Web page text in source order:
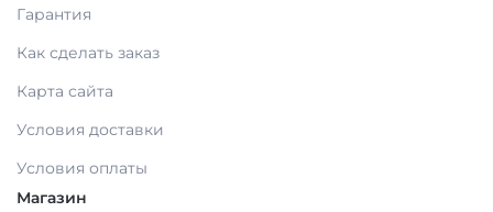
УТИЛИЗАЦИЯ ОТХОДОВ
МАТЕРИАЛЫ ДЛЯ ЛЕЧЕНИЯ СЛИЗИСТОЙ
РЕНТГЕНОВСКИЕ МАТЕРИАЛЫ
Гарантия
Как сделать заказ
Карта сайта
Условия доставки
Условия оплаты
Магазин